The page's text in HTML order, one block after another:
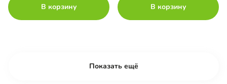
В корзину В корзину
Показать ещё